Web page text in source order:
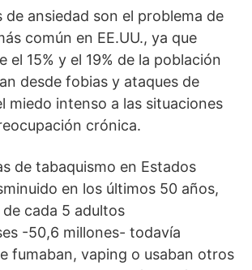
ansiedad son el problema de
común en EE.UU., ya que
el 15% y el 19% de la población
desde fobias y ataques de
miedo intenso a las situaciones
crónica.
de tabaquismo en Estados
en los últimos 50 años,
cada 5 adultos
-50,6 millones- todavía
fumaban, vaping o usaban otros